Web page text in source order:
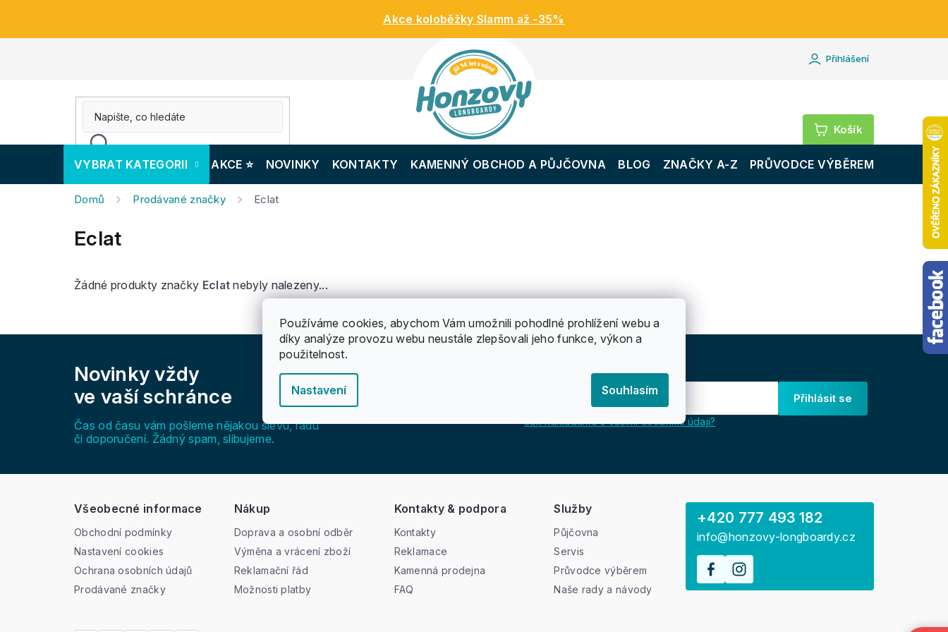
Používáme cookies, abychom Vám umožnili pohodlné prohlížení webu a
díky analýze provozu webu neustále zlepšovali jeho funkce, výkon a
použitelnost.
Nastavení Souhlasím
Akce koloběžky Slamm až -35%
Přihlášení
Nákupní
košík
VYBRAT KATEGORII AKCE ⭐️ NOVINKY KONTAKTY KAMENNÝ OBCHOD A PŮJČOVNA BLOG ZNAČKY A-Z PRŮVODCE VÝBĚREM
Domů Prodávané značky Eclat
Eclat
Žádné produkty značky Eclat nebyly nalezeny...
Novinky vždy
ve vaší schránce
Čas od času vám pošleme nějakou slevu, radu
či doporučení. Žádný spam, slibujeme.
Přihlásit se
Jak nakládáme s vašimi osobními údaji?
Všeobecné informace
Obchodní podmínky
Nastavení cookies
Ochrana osobních údajů
Prodávané značky
Nákup
Doprava a osobní odběr
Výměna a vrácení zboží
Reklamační řád
Možnosti platby
Kontakty & podpora
Kontakty
Reklamace
Kamenná prodejna
FAQ
Služby
Půjčovna
Servis
Průvodce výběrem
Naše rady a návody
+420 777 493 182
info@honzovy-longboardy.cz